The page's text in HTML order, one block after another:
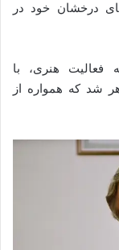
درخشان خود در
فعالیت هنری، با
شدکه همواره
از